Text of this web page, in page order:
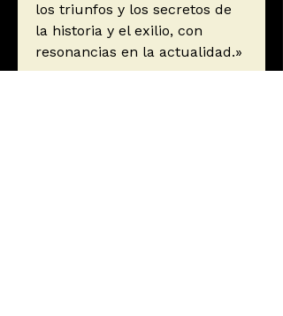
los triunfos y los secretos de
la historia y el exilio, con
resonancias en la actualidad.»